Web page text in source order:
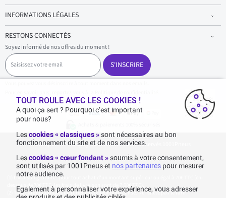
INFORMATIONS LÉGALES
RESTONS CONNECTÉS
Soyez informé de nos offres du moment !
S
a
i
s
S'INSCRIRE
1001pneus - Copyright 2026 - Tous droits réservés 1001Pneus
Livraison gratuite : pour tout achat d'un montant supérieur ou égal à 70€ TTC (en-
dessous de 70€ TTC, les frais de livraison sont de 7,90€ TTC).
Tarif catalogue manufacturier en vigueur non remisé. Ne reflète pas le tarif
TOUT ROULE AVEC LES COOKIES !
A quoi ça sert ? Pourquoi c’est important
pour nous?
Lescookies « classiques »sont nécessaires au bon
fonctionnement du site et de nos services.
Lescookies « cœur fondant » soumis à votre consentement,
sont utilisés par 1001Pneus et nos partenaires pour mesurer
notre audience.
Egalement à personnaliser votre expérience, vous adresser